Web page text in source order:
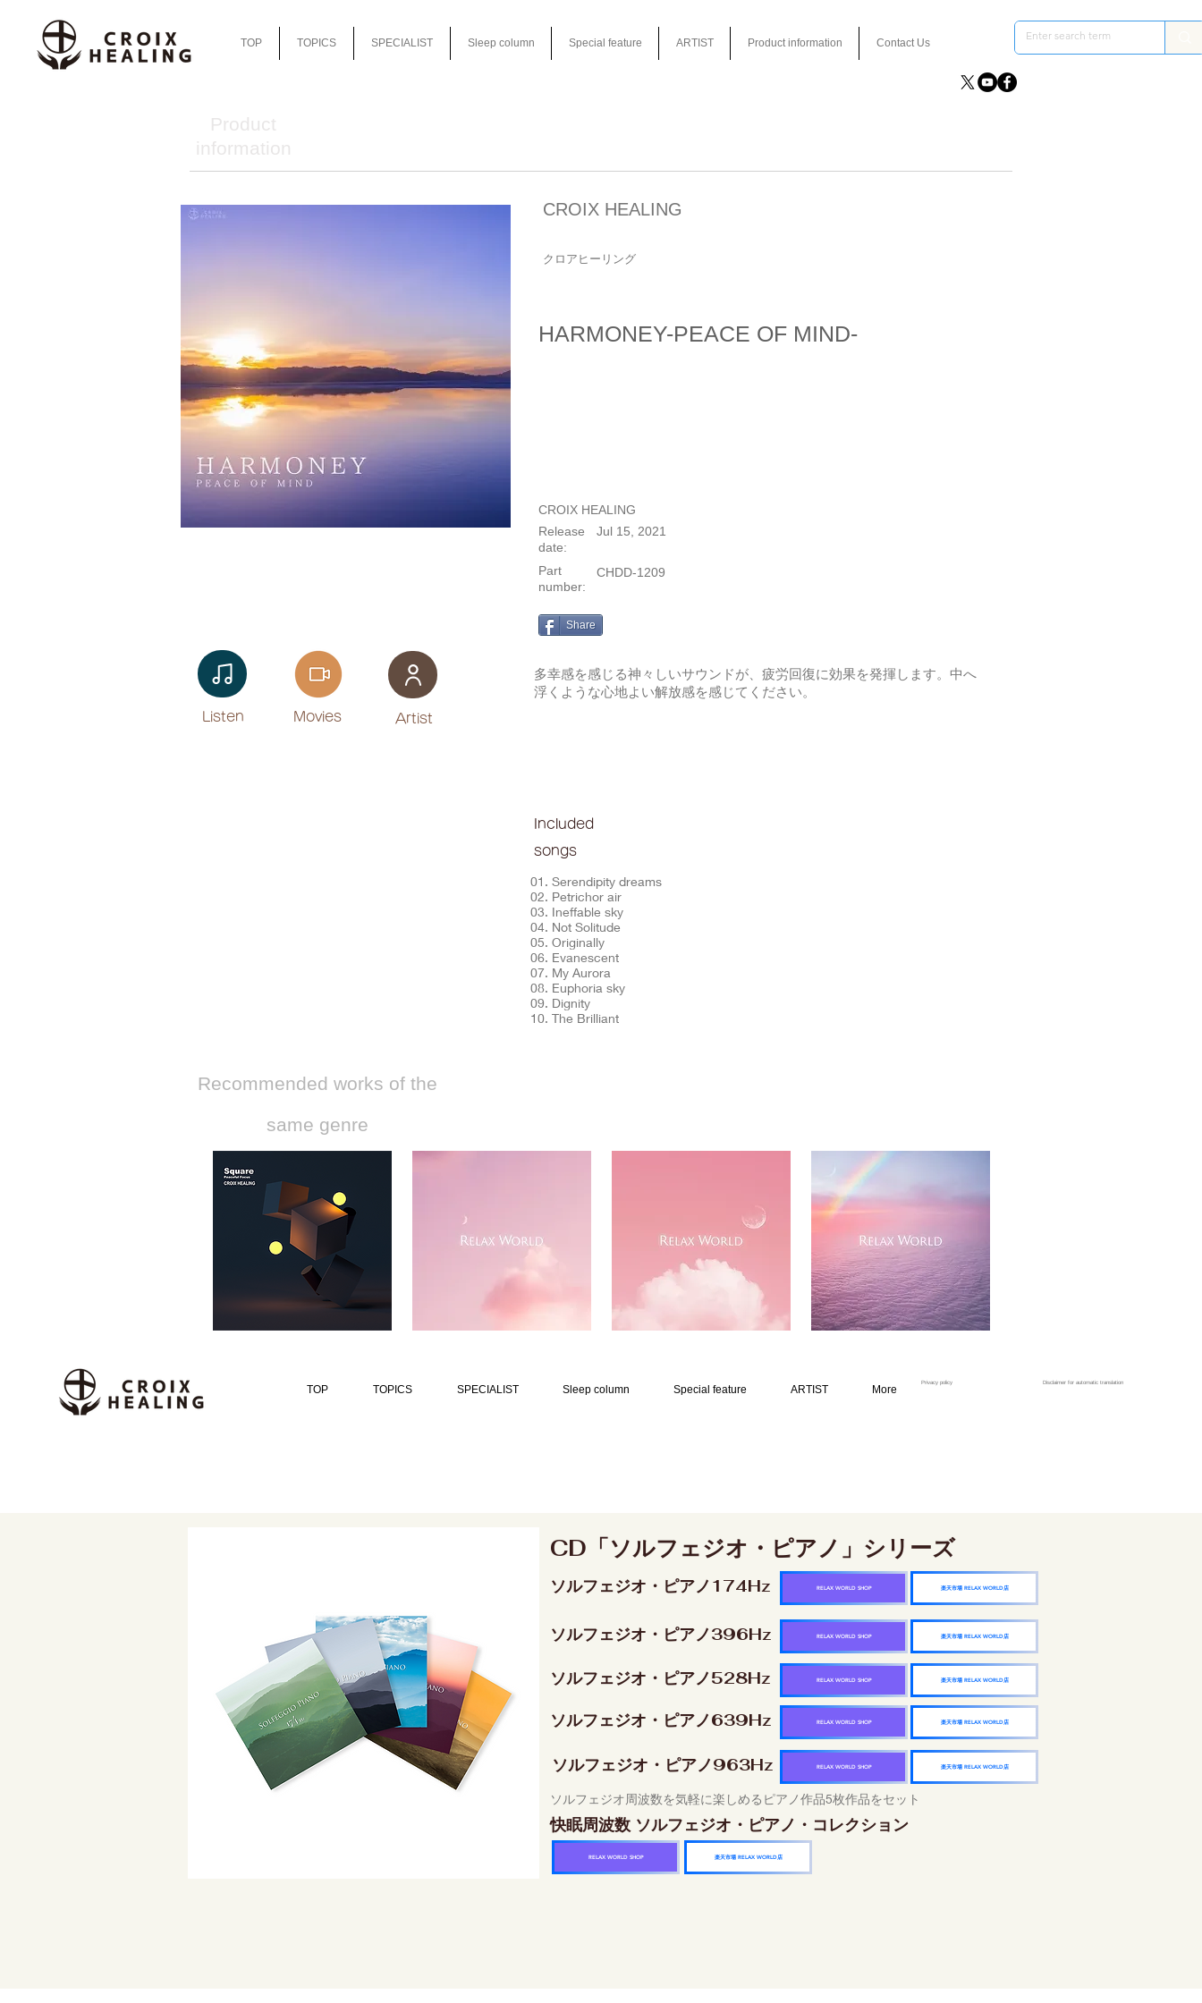
TOP TOPICS SPECIALIST Sleep column Special feature ARTIST Product information Contact Us
Product
information
Listen​ Movies ​Artist
CROIX HEALING
クロアヒーリング
HARMONEY-PEACE OF MIND-
CROIX HEALING
Jul 15, 2021
Release
date:
Part
number:
CHDD-1209
Share
多幸感を感じる神々しいサウンドが、疲労回復に効果を発揮します。中へ
浮くような心地よい解放感を感じてください。
Included
songs
01. Serendipity dreams
02. Petrichor air
03. Ineffable sky
04. Not Solitude
05. Originally
06. Evanescent
07. My Aurora
08. Euphoria sky
09. Dignity
10. The Brilliant
​Recommended works of the
same genre
TOP TOPICS SPECIALIST Sleep column Special feature ARTIST More
Privacy policy Disclaimer for automatic translation
CD「ソルフェジオ・ピアノ」シリーズ
ソルフェジオ・ピアノ174Hz 楽天市場 RELAX WORLD店
RELAX WORLD SHOP
ソルフェジオ・ピアノ396Hz 楽天市場 RELAX WORLD店
RELAX WORLD SHOP
ソルフェジオ・ピアノ528Hz 楽天市場 RELAX WORLD店
RELAX WORLD SHOP
ソルフェジオ・ピアノ639Hz 楽天市場 RELAX WORLD店
RELAX WORLD SHOP
ソルフェジオ・ピアノ963Hz 楽天市場 RELAX WORLD店
RELAX WORLD SHOP
ソルフェジオ周波数を気軽に楽しめるピアノ作品5枚作品をセット
快眠周波数 ソルフェジオ・ピアノ・コレクション
RELAX WORLD SHOP 楽天市場 RELAX WORLD店